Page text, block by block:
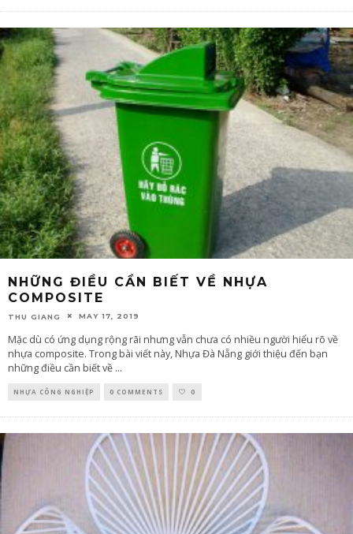
NHỮNG ĐIỀU CẦN BIẾT VỀ NHỰA
COMPOSITE
THU GIANG MAY 17, 2019
Mặc dù có ứng dụng rộng rãi nhưng vẫn chưa có nhiều người hiểu rõ về
nhựa composite. Trong bài viết này, Nhựa Đà Nẵng giới thiệu đến bạn
những điều cần biết về ...
NHỰA CÔNG NGHIỆP 0 COMMENTS 0